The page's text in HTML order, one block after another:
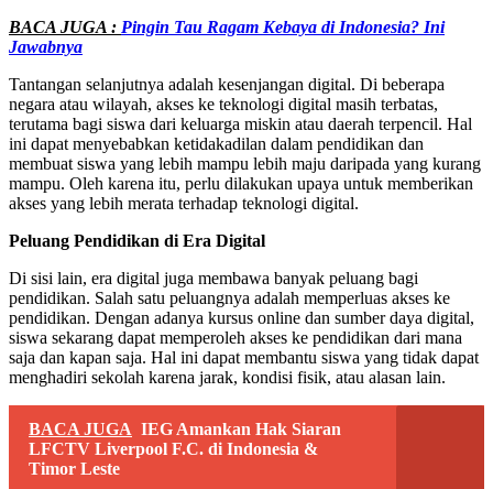
BACA JUGA : Pingin Tau Ragam Kebaya di Indonesia? Ini
Jawabnya
Tantangan selanjutnya adalah kesenjangan digital. Di beberapa
negara atau wilayah, akses ke teknologi digital masih terbatas,
terutama bagi siswa dari keluarga miskin atau daerah terpencil. Hal
ini dapat menyebabkan ketidakadilan dalam pendidikan dan
membuat siswa yang lebih mampu lebih maju daripada yang kurang
mampu. Oleh karena itu, perlu dilakukan upaya untuk memberikan
akses yang lebih merata terhadap teknologi digital.
Peluang Pendidikan di Era Digital
Di sisi lain, era digital juga membawa banyak peluang bagi
pendidikan. Salah satu peluangnya adalah memperluas akses ke
pendidikan. Dengan adanya kursus online dan sumber daya digital,
siswa sekarang dapat memperoleh akses ke pendidikan dari mana
saja dan kapan saja. Hal ini dapat membantu siswa yang tidak dapat
menghadiri sekolah karena jarak, kondisi fisik, atau alasan lain.
BACA JUGA IEG Amankan Hak Siaran
LFCTV Liverpool F.C. di Indonesia &
Timor Leste